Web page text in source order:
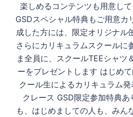
楽しめるコンテンツも用意し
GSDスペシャル特典もご用意カ
成した方には、限定オリジナル
さらに️カリキュラムスクールに
ま全員に、スクールTEEシャツ
ーをプレゼントします はじめ
クール生によるカリキュラム
クレース GSD限定参加特典
も、はじめましての人も、みん